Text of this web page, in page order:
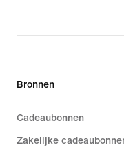
Bronnen
Cadeaubonnen
Zakelijke